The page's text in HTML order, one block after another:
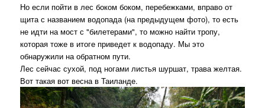
Но если пойти в лес боком боком, перебежками, вправо от
щита с названием водопада (на предыдущем фото), то есть
не идти на мост с "билетерами", то можно найти тропу,
которая тоже в итоге приведет к водопаду. Мы это
обнаружили на обратном пути.
Лес сейчас сухой, под ногами листья шуршат, трава желтая.
Вот такая вот весна в Таиланде.